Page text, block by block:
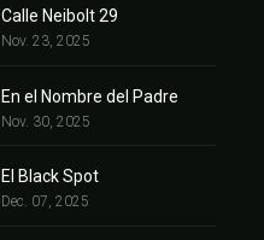
⁨Calle Neibolt 29⁩
Nov. 23, 2025
En el Nombre del Padre⁩
Nov. 30, 2025
⁨El Black Spot⁩
Dec. 07, 2025